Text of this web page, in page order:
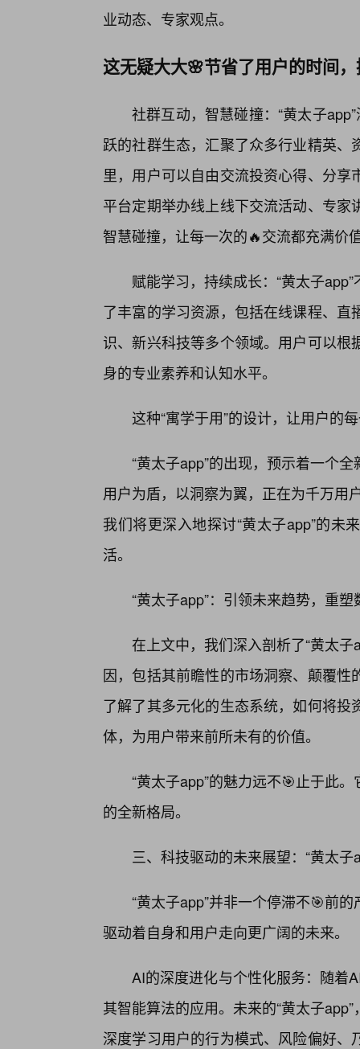
业动态、专家观点。
这无疑大大🌸节省了用户的时间
社群互动，智慧碰撞：“黄太子
跃的社群生态，汇聚了众多行业精英
里，用户可以自由交流投资心得、分
平台定期举办线上线下交流活动、专
智慧碰撞，让每一次的🔥交流都充满价
赋能学习，持续成长：“黄太子
了丰富的学习资源，包括在线课程、
识、新兴科技等多个领域。用户可以
身的专业素养和认知水平。
这种“寓学于用”的设计，让用户的
“黄太子app”的出现，预示着一个
用户为盾，以洞察为翼，正在为千万用
我们将更深入地探讨“黄太子app”的未
活。
“黄太子app”：引领未来趋势，重
在上文中，我们深入剖析了“黄太
因，包括其前瞻性的市场洞察、颠覆
了解了其多元化的生态系统，如何将
体，为用户带来前所未有的价值。
“黄太子app”的魅力远不🎯止于此
的全新格局。
三、科技驱动的未来展望：“黄太子
“黄太子app”并非一个停滞不🎯前
驱动着自身和用户走向更广阔的未来。
AI的深度进化与个性化服务：随着
其智能算法的应用。未来的“黄太子
深度学习用户的行为模式、风险偏好